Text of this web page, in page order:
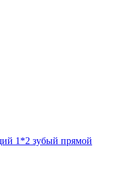
1*2 зубый прямой